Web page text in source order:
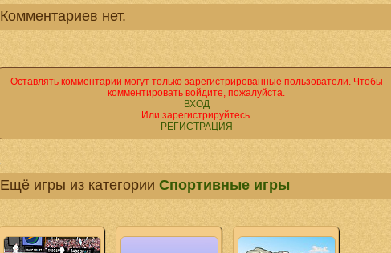
Комментариев нет.
Оставлять комментарии могут только зарегистрированные пользователи. Чтобы
комментировать войдите, пожалуйста.
ВХОД
Или зарегистрируйтесь.
РЕГИСТРАЦИЯ
Ещё игры из категории Спортивные игры